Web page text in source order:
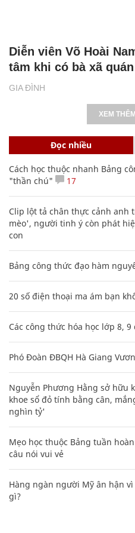
GIA ĐÌNH
Diễn viên Võ Hoài
tâm khi có bà xã
XEM
Đọc nhiều
Cách học thuộc nhanh Bảng
"thần chú"
17
Clip lột tả chân thực cảnh anh
mèo', người tinh ý còn phát
con
Bảng công thức đạo hàm
20 số điện thoại ma ám bạn
Các công thức hóa học lớp 8,
Phó Đoàn ĐBQH Hà Giang
Nguyễn Phương Hằng sở hữu
khoe sổ đỏ tính bằng cân,
nghìn tỷ'
Mẹo học thuộc Bảng tuần
câu nói vui vẻ
Hàng ngàn người Mỹ ân hận vì
gì?